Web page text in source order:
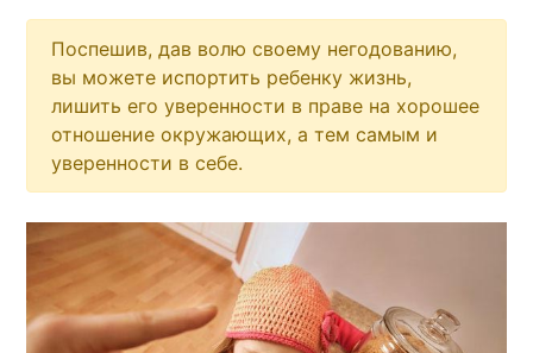
Поспешив, дав волю своему негодованию,
вы можете испортить ребенку жизнь,
лишить его уверенности в праве на хорошее
отношение окружающих, а тем самым и
уверенности в себе.